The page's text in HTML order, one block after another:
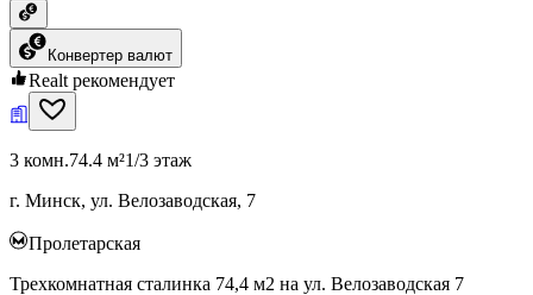
Конвертер валют
Realt рекомендует
3 комн.74.4 м²1/3 этаж
г. Минск, ул. Велозаводская, 7
Пролетарская
Трехкомнатная сталинка 74,4 м2 на ул. Велозаводская 7